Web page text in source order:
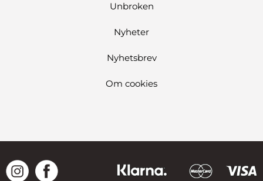
Unbroken
Nyheter
Nyhetsbrev
Om cookies